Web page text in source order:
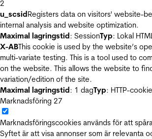
2
u_scsidRegisters data on visitors' website-
internal analysis and website optimization.
Maximal lagringstid: SessionTyp: Lokal
X-ABThis cookie is used by the website’s
multi-variate testing. This is a tool used to
on the website. This allows the website to
variation/edition of the site.
Maximal lagringstid: 1 dagTyp: HTTP-cookie
Marknadsföring 27
Marknadsföringscookies används för att
Syftet är att visa annonser som är relevanta